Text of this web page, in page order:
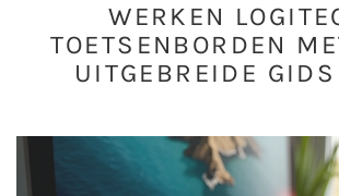
WERKEN
TOETSENBORDEN
UITGEBREIDE